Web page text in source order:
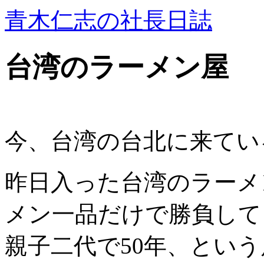
青木仁志の社長日誌
台湾のラーメン屋
今、台湾の台北に来て
昨日入った台湾のラー
メン一品だけで勝負して
親子二代で50年、とい